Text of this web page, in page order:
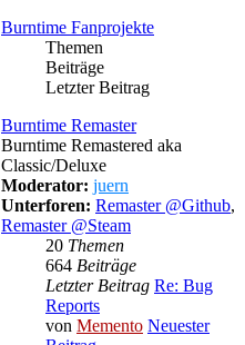
Burntime Fanprojekte
Themen
Beiträge
Letzter Beitrag
Burntime Remaster
Burntime Remastered aka
Classic/Deluxe
Moderator: juern
Unterforen: Remaster @Github,
Remaster @Steam
20 Themen
664 Beiträge
Letzter Beitrag Re: Bug
Reports
von Memento Neuester